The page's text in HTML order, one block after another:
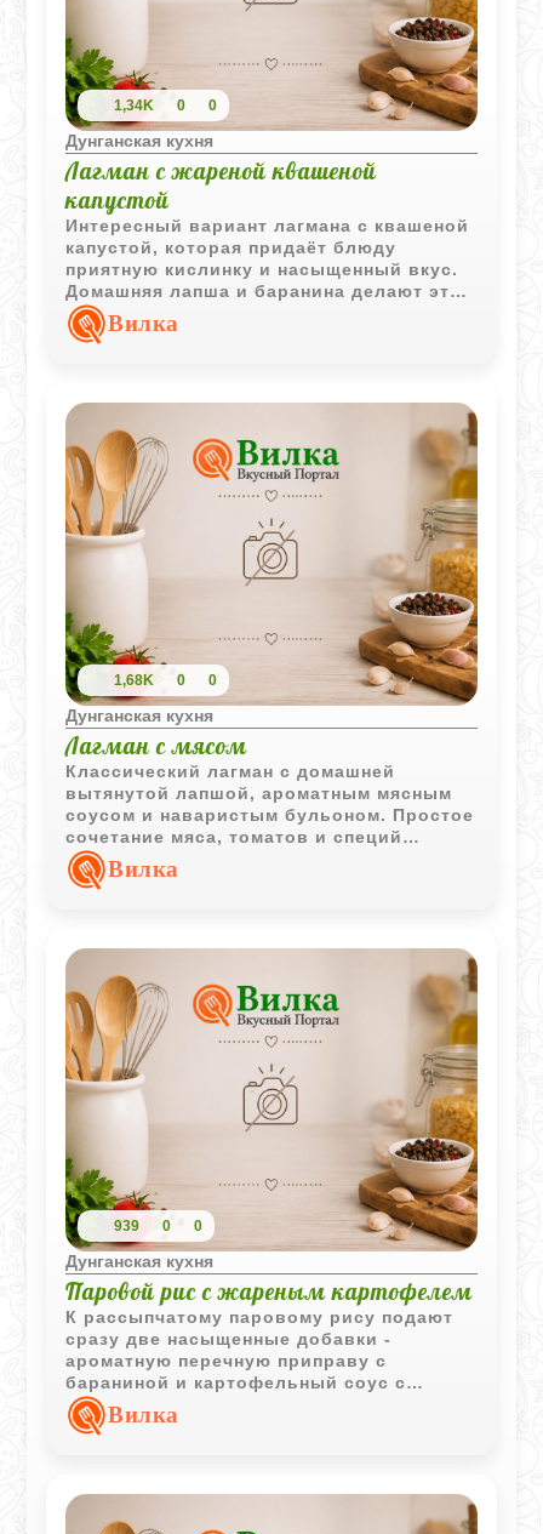
1,34K 0 0
Дунганская кухня
Лагман с жареной квашеной
капустой
Интересный вариант лагмана с квашеной
капустой, которая придаёт блюду
приятную кислинку и насыщенный вкус.
Домашняя лапша и баранина делают этот
рецепт сытным и выразительным, а
острый перец добавляет характерную
Вилка
1,68K 0 0
Дунганская кухня
Лагман с мясом
Классический лагман с домашней
вытянутой лапшой, ароматным мясным
соусом и наваристым бульоном. Простое
сочетание мяса, томатов и специй
создаёт насыщенный вкус, характерный
для традиционной восточной кухни.
Вилка
939 0 0
Дунганская кухня
Паровой рис с жареным картофелем
К рассыпчатому паровому рису подают
сразу две насыщенные добавки -
ароматную перечную приправу с
бараниной и картофельный соус с
мясом. Такое сочетание делает блюдо
особенно сытным и разнообразным по
Вилка